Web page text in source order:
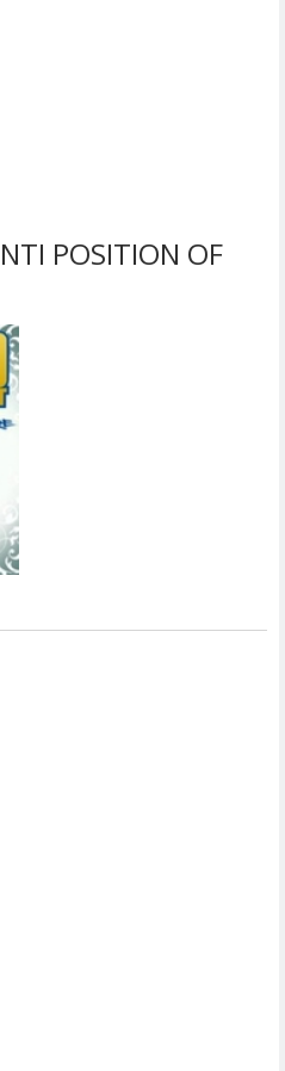
POSITION OF